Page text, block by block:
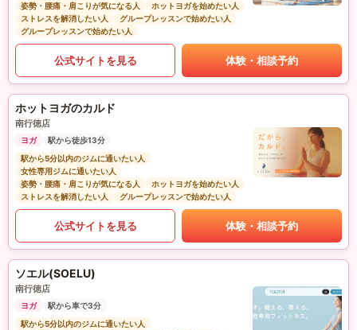
姿勢・腰痛・肩こりが気になる人
ホットヨガを始めたい人
ストレスを解消したい人
グループレッスンで始めたい人
グループレッスンで始めたい人
公式サイトを見る 体験・相談予約
ホットヨガのカルド
南行徳店
ヨガ
駅から徒歩13分
駅から5分以内のジムに通いたい人
女性専用ジムに通いたい人
姿勢・腰痛・肩こりが気になる人
ホットヨガを始めたい人
ストレスを解消したい人
グループレッスンで始めたい人
公式サイトを見る 体験・相談予約
ソエル(SOELU)
南行徳店
ヨガ
駅から車で3分
駅から5分以内のジムに通いたい人